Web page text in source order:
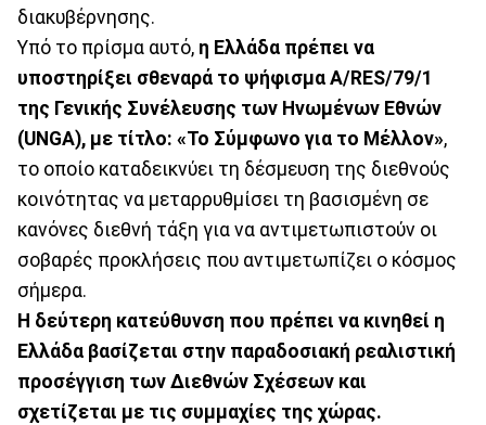
διακυβέρνησης.
Υπό το πρίσμα αυτό, η Ελλάδα πρέπει να
υποστηρίξει σθεναρά το ψήφισμα A/RES/79/1
της Γενικής Συνέλευσης των Ηνωμένων Εθνών
(UNGA), με τίτλο: «Το Σύμφωνο για το Μέλλον»,
το οποίο καταδεικνύει τη δέσμευση της διεθνούς
κοινότητας να μεταρρυθμίσει τη βασισμένη σε
κανόνες διεθνή τάξη για να αντιμετωπιστούν οι
σοβαρές προκλήσεις που αντιμετωπίζει ο κόσμος
σήμερα.
Η δεύτερη κατεύθυνση που πρέπει να κινηθεί η
Ελλάδα βασίζεται στην παραδοσιακή ρεαλιστική
προσέγγιση των Διεθνών Σχέσεων και
σχετίζεται με τις συμμαχίες της χώρας.